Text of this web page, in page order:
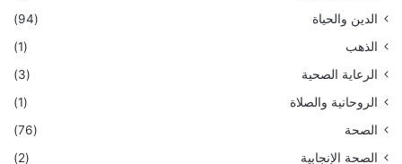
الدين والحياة
(94)
الذهب
(1)
الرعاية الصحية
(3)
الروحانية والصلاة
(1)
الصحة
(76)
الصحة الإنجابية
(2)